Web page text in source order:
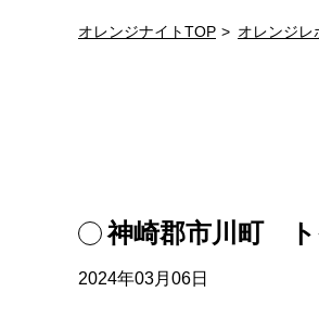
オレンジナイトTOP オレンジレ
神崎郡市川町
2024年03月06日